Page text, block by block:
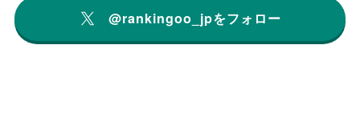
@rankingoo_jpをフォロー